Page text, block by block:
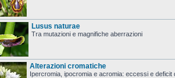
Lusus naturae
Tra mutazioni e magnifiche aberrazioni
Alterazioni cromatiche
Ipercromia, ipocromia e acromia: eccessi e deficit